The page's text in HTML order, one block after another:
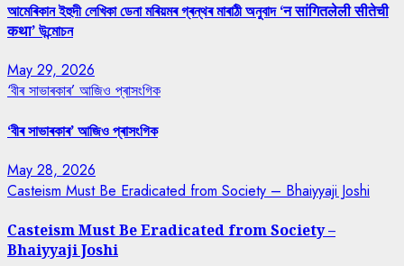
আমেৰিকান ইহুদী লেখিকা ডেনা মৰিয়মৰ গ্ৰন্থৰ মাৰাঠী অনুবাদ ‘न सांगितलेली सीतेची
कथा’ উন্মোচন
May 29, 2026
‘বীৰ সাভাৰকাৰ’ আজিও প্ৰাসংগিক
‘বীৰ সাভাৰকাৰ’ আজিও প্ৰাসংগিক
May 28, 2026
Casteism Must Be Eradicated from Society – Bhaiyyaji Joshi
Casteism Must Be Eradicated from Society –
Bhaiyyaji Joshi